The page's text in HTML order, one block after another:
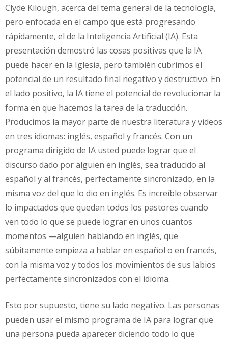
Clyde Kilough, acerca del tema general de la tecnología,
pero enfocada en el campo que está progresando
rápidamente, el de la Inteligencia Artificial (IA). Esta
presentación demostró las cosas positivas que la IA
puede hacer en la Iglesia, pero también cubrimos el
potencial de un resultado final negativo y destructivo. En
el lado positivo, la IA tiene el potencial de revolucionar la
forma en que hacemos la tarea de la traducción.
Producimos la mayor parte de nuestra literatura y videos
en tres idiomas: inglés, español y francés. Con un
programa dirigido de IA usted puede lograr que el
discurso dado por alguien en inglés, sea traducido al
español y al francés, perfectamente sincronizado, en la
misma voz del que lo dio en inglés. Es increíble observar
lo impactados que quedan todos los pastores cuando
ven todo lo que se puede lograr en unos cuantos
momentos —alguien hablando en inglés, que
súbitamente empieza a hablar en español o en francés,
con la misma voz y todos los movimientos de sus labios
perfectamente sincronizados con el idioma.
Esto por supuesto, tiene su lado negativo. Las personas
pueden usar el mismo programa de IA para lograr que
una persona pueda aparecer diciendo todo lo que